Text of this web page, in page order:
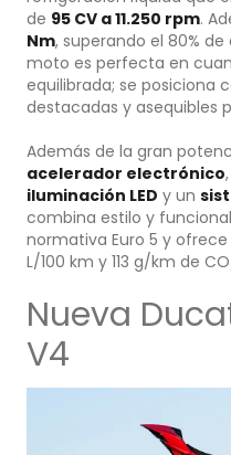
de 95 CV a 11.250 rpm.
Nm, superando el 80% de
moto es perfecta en
equilibrada; se posiciona
destacadas y asequibles
Además de la gran
acelerador electrónico,
iluminación LED y un
combina estilo y
normativa Euro 5 y
L/100 km y 113 g/km de
Nueva
V4